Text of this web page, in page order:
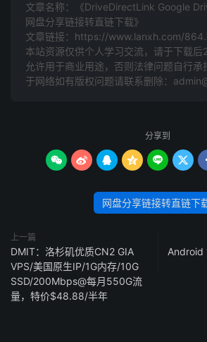
文章名称：《DriveDirectLink Google
网盘分享链接转直链下载》
文章链接： https://www.lanxh.com/
本站资源仅供个人学习交流，请于下载后
允许用于商业用途，否则法律问题自行承
于网络如有版权问题请联系删除：
分享到
     
网盘分享链接转直链下
上一篇
DMIT：洛杉矶优质CN2 GIA
VPS/美国原生IP/1G内存/10G
SSD/200Mbps@每月550G流
量，特价$48.88/半年
Android